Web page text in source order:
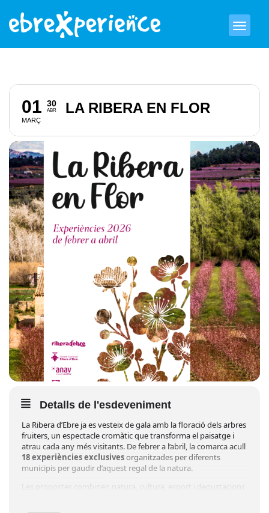
01
MARÇ
30
ABR LA RIBERA EN FLOR
Detalls de l'esdeveniment
La Ribera d’Ebre ja es vesteix de gala amb la floració dels arbres
fruiters, un espectacle cromàtic que transforma el paisatge i
atrau cada any més visitants. De febrer a l’abril, la comarca acull
18 experiències exclusivesorganitzades per diferents
municipis per gaudir d’aquest regal de la natura.
Les propostes combinen natura, cultura, esport i degustacions